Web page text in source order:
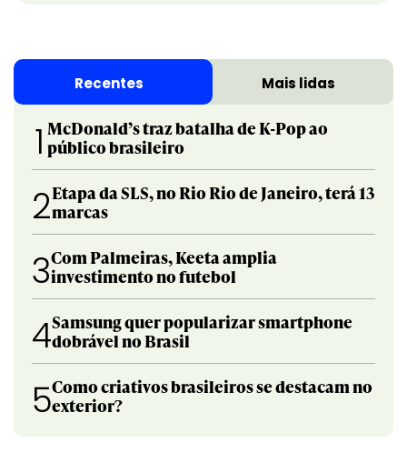
Recentes Mais lidas
1 McDonald’s traz batalha de K-Pop ao
público brasileiro
2Etapa da SLS, no Rio Rio de Janeiro, terá 13
marcas
3Com Palmeiras, Keeta amplia
investimento no futebol
4Samsung quer popularizar smartphone
dobrável no Brasil
5Como criativos brasileiros se destacam no
exterior?